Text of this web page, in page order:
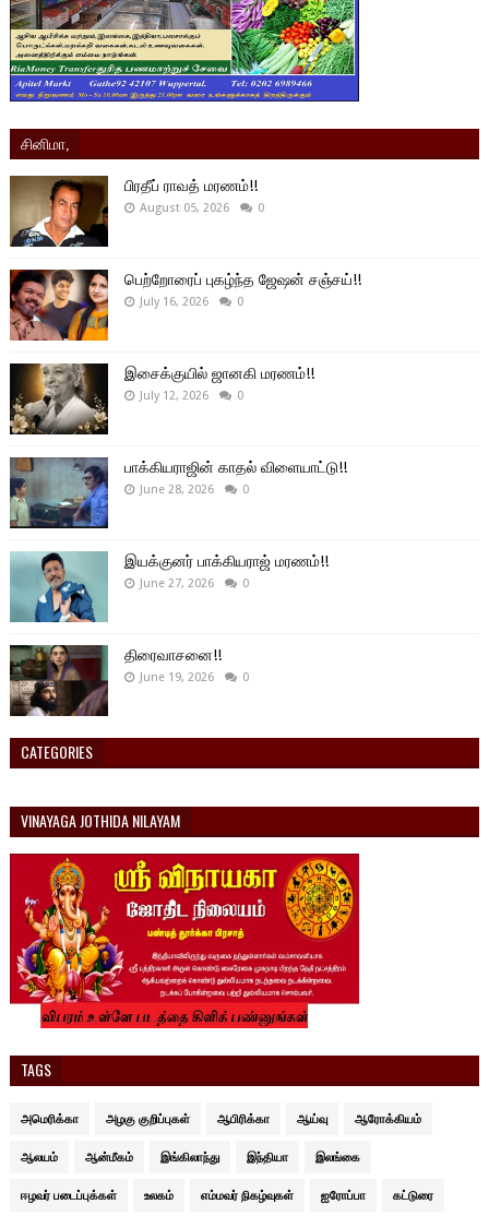
சினிமா,
பிரதீப் ராவத் மரணம்!!
August 05, 2026 0
பெற்றோரைப் புகழ்ந்த ஜேஷன் சஞ்சய்!!
July 16, 2026 0
இசைக்குயில் ஜானகி மரணம்!!
July 12, 2026 0
பாக்கியராஜின் காதல் விளையாட்டு!!
June 28, 2026 0
இயக்குனர் பாக்கியராஜ் மரணம்!!
June 27, 2026 0
திரைவாசனை!!
June 19, 2026 0
CATEGORIES
VINAYAGA JOTHIDA NILAYAM
TAGS
அமெரிக்கா அழகு குறிப்புகள் ஆபிரிக்கா ஆய்வு ஆரோக்கியம்
ஆலயம் ஆன்மீகம் இங்கிலாந்து இந்தியா இலங்கை
ஈழவர் படைப்புக்கள் உலகம் எம்மவர் நிகழ்வுகள் ஐரோப்பா கட்டுரை